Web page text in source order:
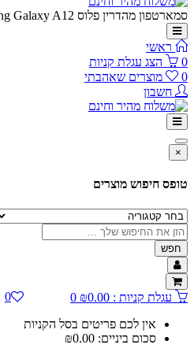
סמארטפון מהדרין פלוס Samsung Galaxy A12
ראשי
0
הצג עגלת קניות
0
מוצרים שאהבתי
חשבון
×
טופס חיפוש מוצרים
חפש
עגלת קניות : ₪0.00
0
אין לכם פריטים בסל הקניות
סכום ביניים:
₪0.00
0